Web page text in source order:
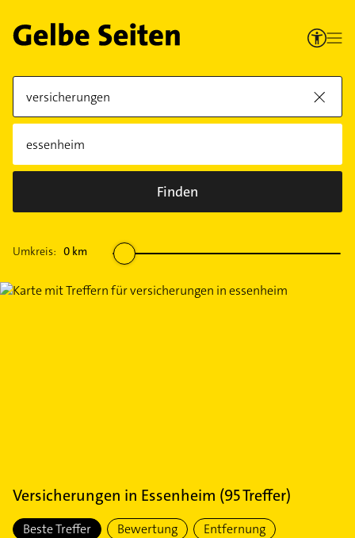
Finden
Umkreis: 0 km
Versicherungen in Essenheim (95Treffer)
Beste Treffer Bewertung Entfernung